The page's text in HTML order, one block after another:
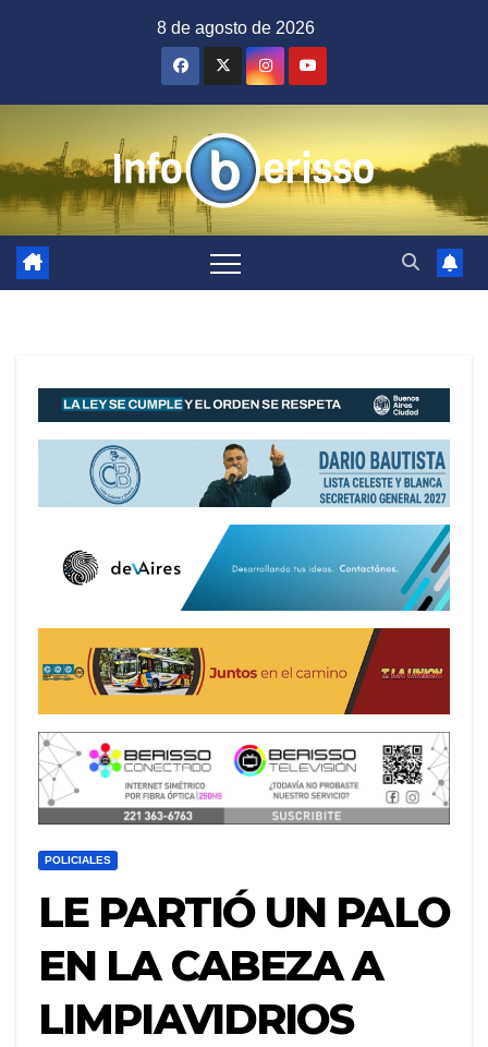
8 de agosto de 2026
POLICIALES
LE PARTIÓ UN PALO
EN LA CABEZA A
LIMPIAVIDRIOS